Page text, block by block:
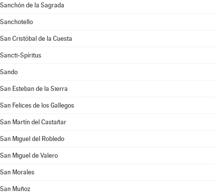
Sanchón de la Sagrada
Sanchotello
San Cristóbal de la Cuesta
Sancti-Spíritus
Sando
San Esteban de la Sierra
San Felices de los Gallegos
San Martín del Castañar
San Miguel del Robledo
San Miguel de Valero
San Morales
San Muñoz